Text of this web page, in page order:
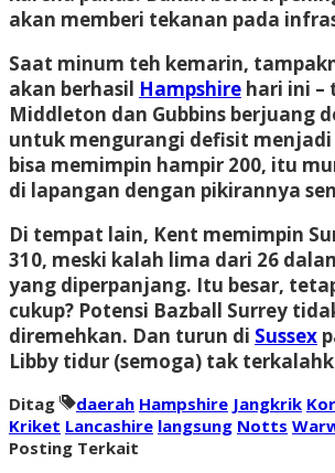
akan memberi tekanan pada
Saat minum teh kemarin,
akan berhasil Hampshire hari ini –
Middleton dan Gubbins berjuang
untuk mengurangi defisit menjadi
bisa memimpin hampir 200, itu
di lapangan dengan pikirannya
Di tempat lain, Kent memimpin
310, meski kalah lima dari 26
yang diperpanjang. Itu besar,
cukup? Potensi Bazball Surrey
diremehkan. Dan turun di Sussex
Libby tidur (semoga) tak
Ditag daerah Hampshire Jangkrik
Kriket Lancashire langsung Notts
Posting Terkait